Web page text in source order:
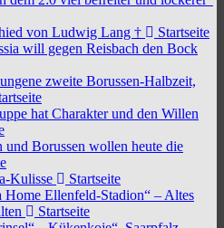
von Ludwig Lang †
Startseite
will gegen Reisbach den Bock
zweite Borussen-Halbzeit,
hat Charakter und den Willen
und Borussen wollen heute die
Kulisse
Startseite
Home Ellenfeld-Stadion“ – Altes
Startseite